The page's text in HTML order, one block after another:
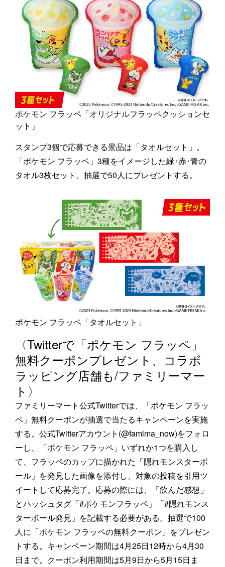
ポケモン フラッペ「オリジナルフラッペクッションセ
ット」
スタンプ3個で応募できる景品は「タオルセット」。
「ポケモン フラッペ」3種をイメージした緑･赤･青の
タオル3枚セット。抽選で50人にプレゼントする。
ポケモン フラッペ「タオルセット」
〈Twitterで「ポケモン フラッペ」
無料クーポンプレゼント、コラボ
ラッピング店舗も/ファミリーマー
ト〉
ファミリーマート公式Twitterでは、「ポケモン フラッ
ペ」無料クーポンが抽選で当たるキャンペーンを実施
する。公式Twitterアカウント(@famima_now)をフォロ
ーし、「ポケモン フラッペ」いずれか1つを購入し
て、フラッペのカップに描かれた「隠れモンスターボ
ール」を発見した画像を添付し、対象の投稿を引用ツ
イートして応募完了。応募の際には、「飲んだ感想」
とハッシュタグ「#ポケモンフラッペ」「#隠れモンス
ターボール発見」を記載する必要がある。抽選で100
人に「ポケモン フラッペの無料クーポン」をプレゼン
トする。キャンペーン期間は4月25日12時から4月30
日まで。クーポン利用期間は5月9日から5月15日ま